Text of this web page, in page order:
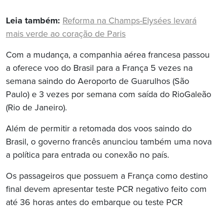
Leia também: Reforma na Champs-Elysées levará
mais verde ao coração de Paris
Com a mudança, a companhia aérea francesa passou
a oferece voo do Brasil para a França 5 vezes na
semana saindo do Aeroporto de Guarulhos (São
Paulo) e 3 vezes por semana com saída do RioGaleão
(Rio de Janeiro).
Além de permitir a retomada dos voos saindo do
Brasil, o governo francês anunciou também uma nova
a política para entrada ou conexão no país.
Os passageiros que possuem a França como destino
final devem apresentar teste PCR negativo feito com
até 36 horas antes do embarque ou teste PCR